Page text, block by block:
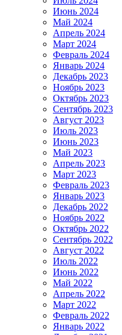
Июнь 2024
Май 2024
Апрель 2024
Март 2024
Февраль 2024
Январь 2024
Декабрь 2023
Ноябрь 2023
Октябрь 2023
Сентябрь 2023
Август 2023
Июль 2023
Июнь 2023
Май 2023
Апрель 2023
Март 2023
Февраль 2023
Январь 2023
Декабрь 2022
Ноябрь 2022
Октябрь 2022
Сентябрь 2022
Август 2022
Июль 2022
Июнь 2022
Май 2022
Апрель 2022
Март 2022
Февраль 2022
Январь 2022